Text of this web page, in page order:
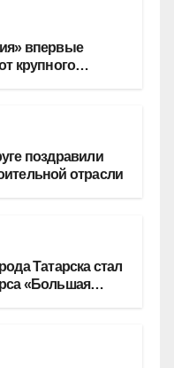
впервые
крупного
поздравили
отрасли
Татарска стал
«Большая